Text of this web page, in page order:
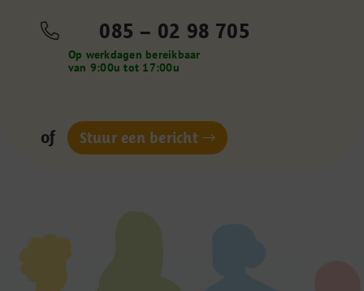
085 – 02 98 705
Op werkdagen bereikbaar
van 9:00u tot 17:00u
of Stuur een bericht